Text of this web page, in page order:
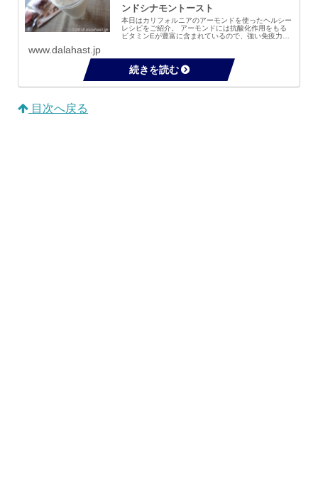
ンドシナモントースト
本日はカリフォルニアのアーモンドを使ったヘルシー
レシピをご紹介。 アーモンドには抗酸化作用をもる
ビタミンEが豊富に含まれているので、強い免疫力と
www.dalahast.jp
目次へ戻る